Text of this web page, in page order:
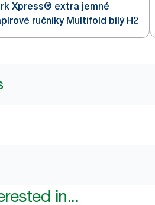
Xpress® extra jemné
ručníky Multifold bílý H2
in...